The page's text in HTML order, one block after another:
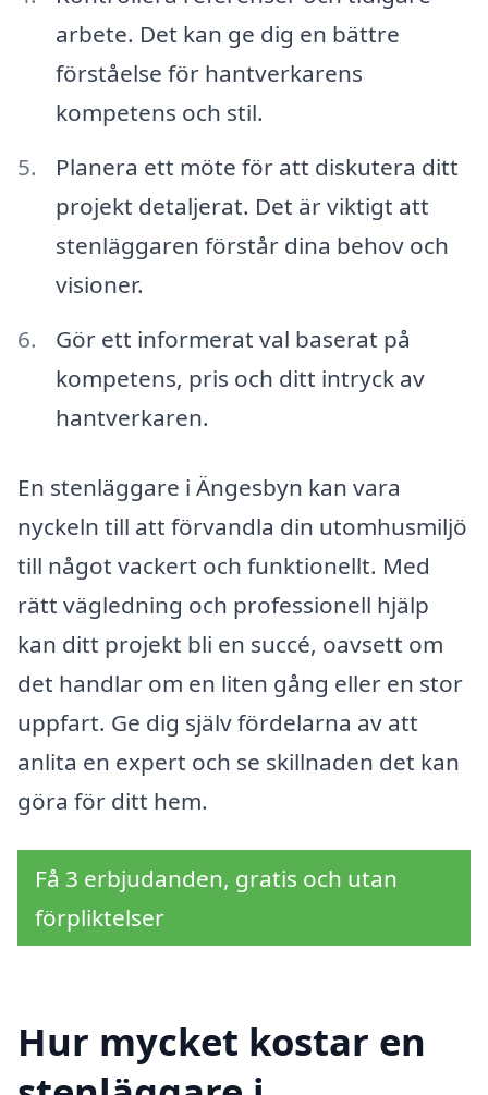
arbete. Det kan ge dig en bättre
förståelse för hantverkarens
kompetens och stil.
Planera ett möte för att diskutera ditt
projekt detaljerat. Det är viktigt att
stenläggaren förstår dina behov och
visioner.
Gör ett informerat val baserat på
kompetens, pris och ditt intryck av
hantverkaren.
En stenläggare i Ängesbyn kan vara
nyckeln till att förvandla din utomhusmiljö
till något vackert och funktionellt. Med
rätt vägledning och professionell hjälp
kan ditt projekt bli en succé, oavsett om
det handlar om en liten gång eller en stor
uppfart. Ge dig själv fördelarna av att
anlita en expert och se skillnaden det kan
göra för ditt hem.
Få 3 erbjudanden, gratis och utan
förpliktelser
Hur mycket kostar en